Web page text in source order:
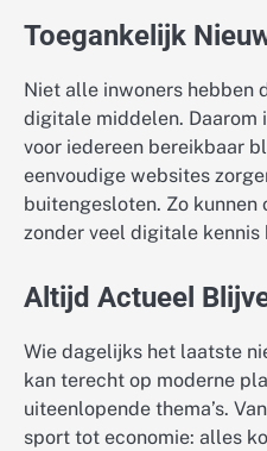
Toegankelijk
Niet alle inwoners hebben
digitale middelen. Daarom
voor iedereen bereikbaar
eenvoudige websites
buitengesloten. Zo kunnen
zonder veel digitale
Altijd Actueel
Wie dagelijks het laatste
kan terecht op moderne
uiteenlopende thema’s.
sport tot economie: alles